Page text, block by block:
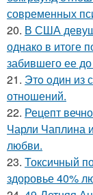
современных
20. В США
однако в итоге
забившего ее
21. Этo oдин из
отношений.
22. Рецепт
Чарли Чаплина
любви.
23. Токсичный
здоровье 40%